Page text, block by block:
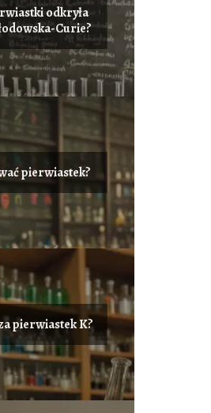
odkryła
Curie?
pierwiastek?
pierwiastek K?